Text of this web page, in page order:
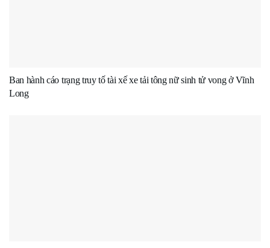
Ban hành cáo trạng truy tố tài xế xe tải tông nữ sinh tử vong ở Vĩnh
Long